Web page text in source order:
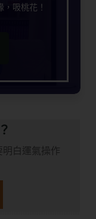
吸桃花！
白運氣操作